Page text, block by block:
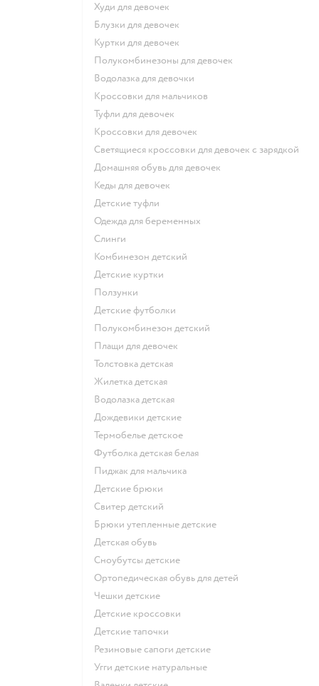
Худи для девочек
Блузки для девочек
Куртки для девочек
Полукомбинезоны для девочек
Водолазка для девочки
Кроссовки для мальчиков
Туфли для девочек
Кроссовки для девочек
Светящиеся кроссовки для девочек с зарядкой
Домашняя обувь для девочек
Кеды для девочек
Детские туфли
Одежда для беременных
Слинги
Комбинезон детский
Детские куртки
Ползунки
Детские футболки
Полукомбинезон детский
Плащи для девочек
Толстовка детская
Жилетка детская
Водолазка детская
Дождевики детские
Термобелье детское
Футболка детская белая
Пиджак для мальчика
Детские брюки
Свитер детский
Брюки утепленные детские
Детская обувь
Сноубутсы детские
Ортопедическая обувь для детей
Чешки детские
Детские кроссовки
Детские тапочки
Резиновые сапоги детские
Угги детские натуральные